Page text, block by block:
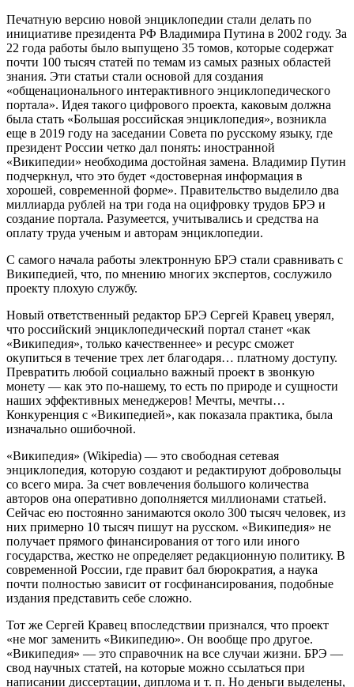
Печатную версию новой энциклопедии стали делать по
инициативе президента РФ Владимира Путина в 2002 году. За
22 года работы было выпущено 35 томов, которые содержат
почти 100 тысяч статей по темам из самых разных областей
знания. Эти статьи стали основой для создания
«общенационального интерактивного энциклопедического
портала». Идея такого цифрового проекта, каковым должна
была стать «Большая российская энциклопедия», возникла
еще в 2019 году на заседании Совета по русскому языку, где
президент России четко дал понять: иностранной
«Википедии» необходима достойная замена. Владимир Путин
подчеркнул, что это будет «достоверная информация в
хорошей, современной форме». Правительство выделило два
миллиарда рублей на три года на оцифровку трудов БРЭ и
создание портала. Разумеется, учитывались и средства на
оплату труда ученым и авторам энциклопедии.
С самого начала работы электронную БРЭ стали сравнивать с
Википедией, что, по мнению многих экспертов, сослужило
проекту плохую службу.
Новый ответственный редактор БРЭ Сергей Кравец уверял,
что российский энциклопедический портал станет «как
«Википедия», только качественнее» и ресурс сможет
окупиться в течение трех лет благодаря… платному доступу.
Превратить любой социально важный проект в звонкую
монету — как это по-нашему, то есть по природе и сущности
наших эффективных менеджеров! Мечты, мечты…
Конкуренция с «Википедией», как показала практика, была
изначально ошибочной.
«Википедия» (Wikipedia) — это свободная сетевая
энциклопедия, которую создают и редактируют добровольцы
со всего мира. За счет вовлечения большого количества
авторов она оперативно дополняется миллионами статьей.
Сейчас ею постоянно занимаются около 300 тысяч человек, из
них примерно 10 тысяч пишут на русском. «Википедия» не
получает прямого финансирования от того или иного
государства, жестко не определяет редакционную политику. В
современной России, где правит бал бюрократия, а наука
почти полностью зависит от госфинансирования, подобные
издания представить себе сложно.
Тот же Сергей Кравец впоследствии признался, что проект
«не мог заменить «Википедию». Он вообще про другое.
«Википедия» — это справочник на все случаи жизни. БРЭ —
свод научных статей, на которые можно ссылаться при
написании диссертации, диплома и т. п. Но деньги выделены,